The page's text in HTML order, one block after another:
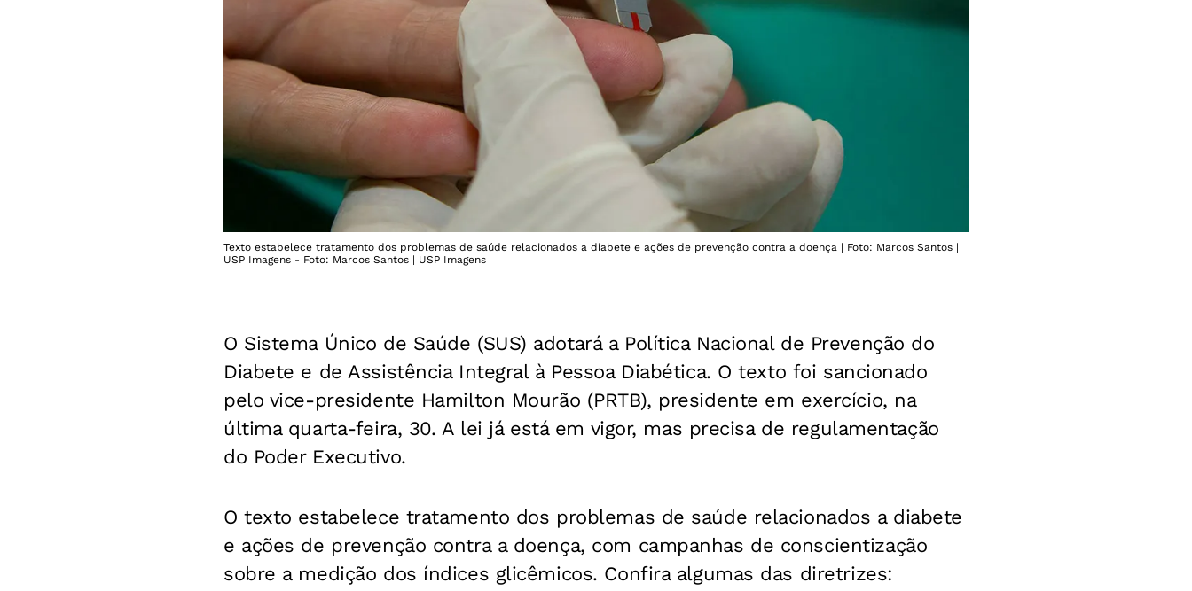
Texto estabelece tratamento dos problemas de saúde relacionados a diabete e ações de prevenção contra a doença | Foto: Marcos Santos |
USP Imagens - Foto: Marcos Santos | USP Imagens
O Sistema Único de Saúde (SUS) adotará a Política Nacional de Prevenção do
Diabete e de Assistência Integral à Pessoa Diabética. O texto foi sancionado
pelo vice-presidente Hamilton Mourão (PRTB), presidente em exercício, na
última quarta-feira, 30. A lei já está em vigor, mas precisa de regulamentação
do Poder Executivo.
O texto estabelece tratamento dos problemas de saúde relacionados a diabete
e ações de prevenção contra a doença, com campanhas de conscientização
sobre a medição dos índices glicêmicos. Confira algumas das diretrizes: